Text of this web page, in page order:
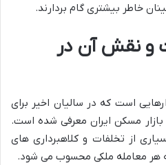
خاطر بیشتری گام بردارند.
و نقش آن در
است که در سالیان اخیر برای
مسکن ایران معرفی شده است.
از تخلفات و کلاهبرداری های
هر معامله ملکی محسوب می شود.